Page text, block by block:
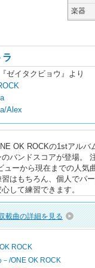
楽器
ゼイタクビョウ』より
Alex
OK ROCKの1stアル
バンドスコアが登場。
ューから現在までの人
はもちろん、個人でパ
して練習できます。
載曲の詳細を見る
ROCK
/ONE OK ROCK